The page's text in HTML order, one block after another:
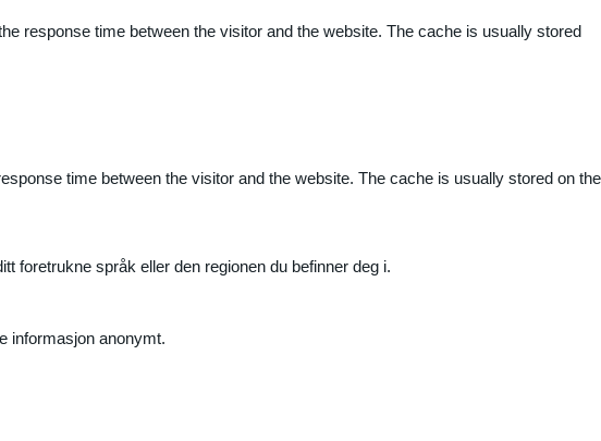
response time between the visitor and the website. The cache is usually stored
time between the visitor and the website. The cache is usually stored on the
foretrukne språk eller den regionen du befinner deg i.
informasjon anonymt.